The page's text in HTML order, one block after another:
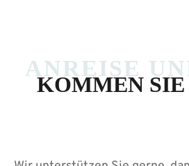
ANREISE
KOMMEN SIE